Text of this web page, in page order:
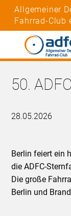
Allgemeiner
Fahrrad-Club
50.
28.05.2026
Berlin feiert ein
die ADFC-
Die große
Berlin und